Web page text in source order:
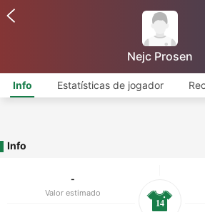
Nejc Prosen
Info Estatísticas de jogador
Info
-
Valor estimado
14